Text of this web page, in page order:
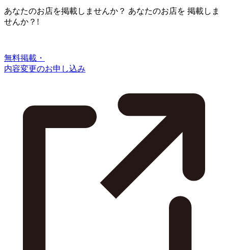
あなたのお店を掲載しませんか？ あなたのお店を 掲載しま
せんか？!
無料掲載・
内容変更のお申し込み